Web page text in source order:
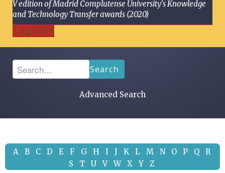
V edition of Madrid Complutense University's Knowledge
and Technology Transfer awards (2020)
Toggle Bar
Search
Advanced Search
A B C D E F G H I J K L M N O P Q
R
S
T U V W X Y Z